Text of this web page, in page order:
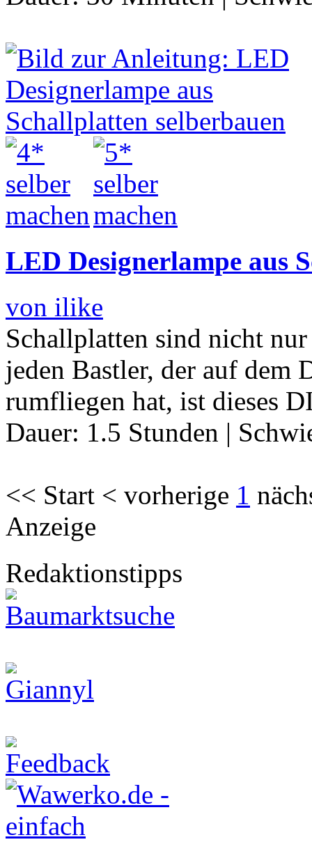
LED Designerlampe aus
von ilike
Schallplatten sind nicht
jeden Bastler, der auf dem
rumfliegen hat, ist dieses
Dauer: 1.5 Stunden |
<< Start < vorherige 1
Anzeige
Redaktionstipps